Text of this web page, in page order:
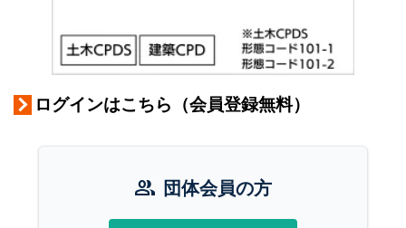
ログインはこちら（会員登録無料）
group 団体会員の方